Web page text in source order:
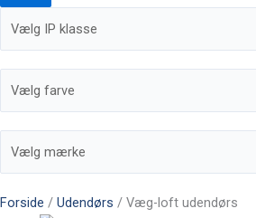
Forside / Udendørs / Væg-loft udendørs